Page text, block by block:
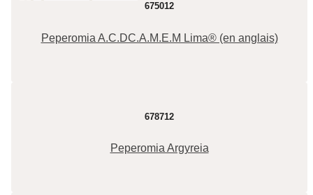
675012
Peperomia A.C.DC.A.M.E.M Lima® (en anglais)
678712
Peperomia Argyreia